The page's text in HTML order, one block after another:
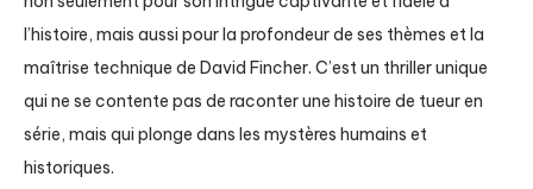
l’histoire, mais aussi pour la profondeur de ses thèmes et la
maîtrise technique de David Fincher. C’est un thriller unique
qui ne se contente pas de raconter une histoire de tueur en
série, mais qui plonge dans les mystères humains et
historiques.